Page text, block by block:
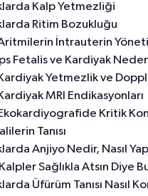
Kalp Yetmezliği
Ritim Bozukluğu
İntrauterin
Fetalis ve Kardiyak
Yetmezlik ve
MRI Endikasyonları
Kritik
Tanısı
Anjiyo Nedir, Nasıl
Sağlıkla Atsın Diye
Üfürüm Tanısı Nasıl